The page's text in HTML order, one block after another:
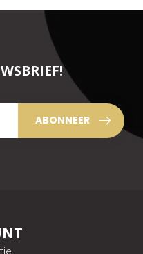
ABONNEER